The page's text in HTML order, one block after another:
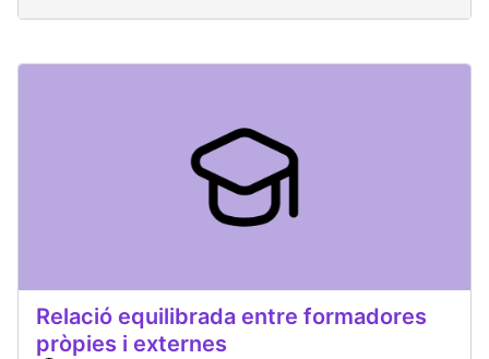
Relació equilibrada entre formadores
pròpies i externes